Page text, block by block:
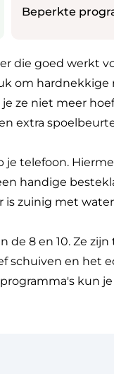
Beperkte
die goed werkt
om hardnekkige
ze niet meer
extra
je telefoon.
handige
is zuinig met
de 8 en 10. Ze
schuiven en het
kun